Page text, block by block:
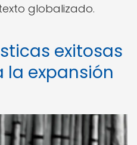
globalizado.
exitosas
la expansión